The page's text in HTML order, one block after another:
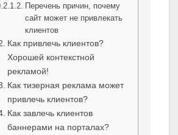
Перечень причин, почему
сайт может не привлекать
клиентов
Как привлечь клиентов?
Хорошей контекстной
рекламой!
Как тизерная реклама может
привлечь клиентов?
Как завлечь клиентов
баннерами на порталах?